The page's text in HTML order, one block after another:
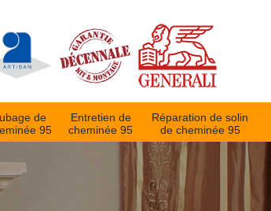
de
95
Entretien de
cheminée 95
Réparation de solin
de cheminée 95